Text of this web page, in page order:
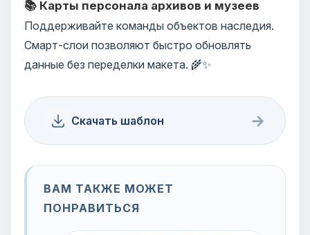
📚 Карты персонала архивов и музеев
Поддерживайте команды объектов наследия.
Смарт-слои позволяют быстро обновлять
данные без переделки макета. 🌾✨
Скачать шаблон →
ВАМ ТАКЖЕ МОЖЕТ
ПОНРАВИТЬСЯ